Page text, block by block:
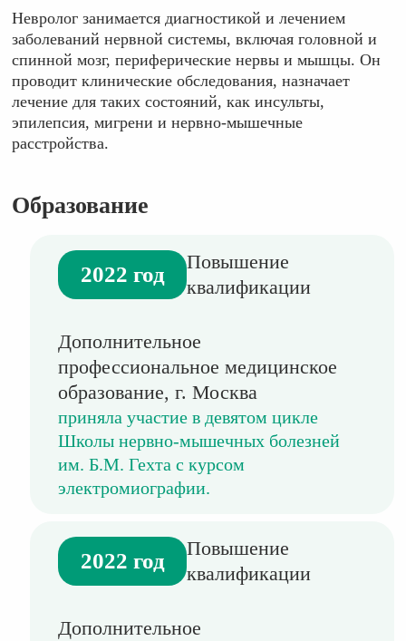
Невролог занимается диагностикой и лечением
заболеваний нервной системы, включая головной и
спинной мозг, периферические нервы и мышцы. Он
проводит клинические обследования, назначает
лечение для таких состояний, как инсульты,
эпилепсия, мигрени и нервно-мышечные
расстройства.
Образование
2022 год
Повышение
квалификации
Дополнительное
профессиональное медицинское
образование, г. Москва
приняла участие в девятом цикле
Школы нервно-мышечных болезней
им. Б.М. Гехта с курсом
электромиографии.
2022 год
Повышение
квалификации
Дополнительное